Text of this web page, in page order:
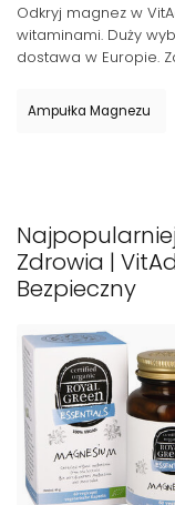
Odkryj magnez w
witaminami. Duży
dostawa w Europie.
Ampułka Magnezu
Zdrowia |
Bezpieczny